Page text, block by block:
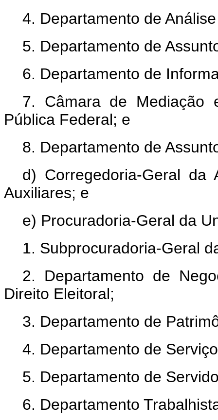
4. Departamento de
5. Departamento de
6. Departamento de
7. Câmara de Mediação
Pública Federal; e
8. Departamento de
d) Corregedoria-Geral da
Auxiliares; e
e) Procuradoria-Geral da
1. Subprocuradoria-Geral
2. Departamento de
Direito Eleitoral;
3. Departamento de
4. Departamento de
5. Departamento de
6. Departamento